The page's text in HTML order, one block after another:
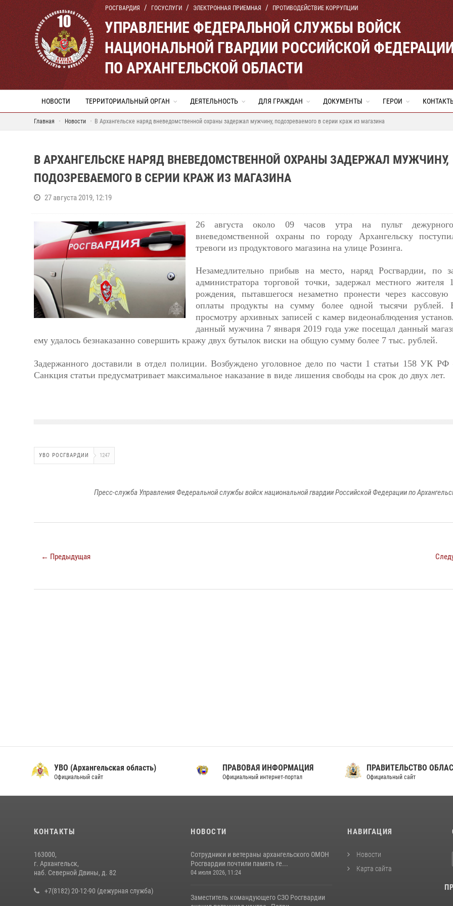
РОСГВАРДИЯ ГОСУСЛУГИ ЭЛЕКТРОННАЯ ПРИЕМНАЯ ПРОТИВОДЕЙСТВИЕ КОРРУПЦИИ
УПРАВЛЕНИЕ ФЕДЕРАЛЬНОЙ СЛУЖБЫ ВОЙСК
НАЦИОНАЛЬНОЙ ГВАРДИИ РОССИЙСКОЙ
ПО АРХАНГЕЛЬСКОЙ ОБЛАСТИ
НОВОСТИ ТЕРРИТОРИАЛЬНЫЙ ОРГАН ДЕЯТЕЛЬНОСТЬ ДЛЯ ГРАЖДАН ДОКУМЕНТЫ ГЕРОИ
Главная Новости В Архангельске наряд вневедомственной охраны задержал мужчину, подозреваемого в серии краж из магазина
В АРХАНГЕЛЬСКЕ НАРЯД ВНЕВЕДОМСТВЕННОЙ ОХРАНЫ ЗАДЕРЖАЛ МУЖЧИНУ,
ПОДОЗРЕВАЕМОГО В СЕРИИ КРАЖ ИЗ МАГАЗИНА
27 августа 2019, 12:19
26 августа около 09 часов утра на пульт
вневедомственной охраны по городу Архангельску
тревоги из продуктового магазина на улице Розинга.
Незамедлительно прибыв на место, наряд Росгвардии, по
администратора торговой точки, задержал местного жителя
рождения, пытавшегося незаметно пронести через кассовую
оплаты продукты на сумму более одной тысячи рублей.
просмотру архивных записей с камер видеонаблюдения
данный мужчина 7 января 2019 года уже посещал данный
ему удалось безнаказанно совершить кражу двух бутылок виски на общую сумму более 7 тыс. рублей.
Задержанного доставили в отдел полиции. Возбуждено уголовное дело по части 1 статьи 158 УК РФ
Санкция статьи предусматривает максимальное наказание в виде лишения свободы на срок до двух лет.
УВО РОСГВАРДИИ 1247
Пресс-служба Управления Федеральной службы войск национальной гвардии Российской Федерации по
← Предыдущая
УВО (Архангельская область)
Официальный сайт
ПРАВОВАЯ ИНФОРМАЦИЯ
Официальный интернет-портал
ПРАВИТЕЛЬСТВО
Официальный сайт
КОНТАКТЫ
163000,
г. Архангельск,
наб. Северной Двины, д. 82
+7(8182) 20-12-90 (дежурная служба)
НОВОСТИ
Сотрудники и ветераны архангельского ОМОН
Росгвардии почтили память ге...
04 июля 2026, 11:24
Заместитель командующего СЗО Росгвардии
НАВИГАЦИЯ
Новости
Карта сайта